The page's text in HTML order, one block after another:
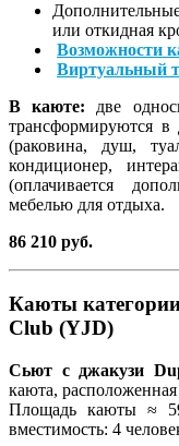
или откидная
Возможности
Виртуальный
В каюте: две
трансформируются в
(раковина, душ,
кондиционер,
(оплачивается
мебелью для отдыха.
86 210 руб.
Каюты
Club (YJD)
Сьют с джакузи
каюта, расположенная
Площадь каюты ≈
вместимость: 4